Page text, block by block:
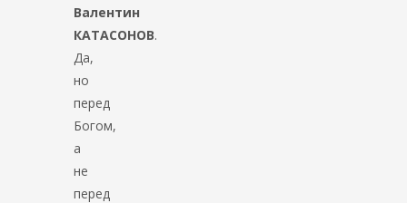
Валентин
КАТАСОНОВ.
Да,
но
перед
Богом,
а
не
перед